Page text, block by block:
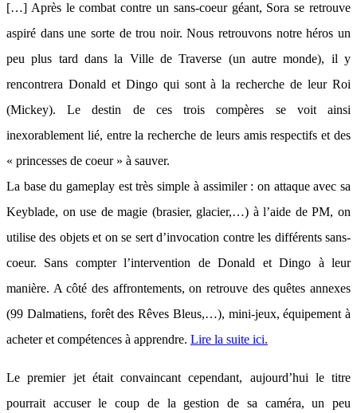
[…] Après le combat contre un sans-coeur géant, Sora se retrouve
aspiré dans une sorte de trou noir. Nous retrouvons notre héros un
peu plus tard dans la Ville de Traverse (un autre monde), il y
rencontrera Donald et Dingo qui sont à la recherche de leur Roi
(Mickey). Le destin de ces trois compères se voit ainsi
inexorablement lié, entre la recherche de leurs amis respectifs et des
« princesses de coeur » à sauver.
La base du gameplay est très simple à assimiler : on attaque avec sa
Keyblade, on use de magie (brasier, glacier,…) à l’aide de PM, on
utilise des objets et on se sert d’invocation contre les différents sans-
coeur. Sans compter l’intervention de Donald et Dingo à leur
manière. A côté des affrontements, on retrouve des quêtes annexes
(99 Dalmatiens, forêt des Rêves Bleus,…), mini-jeux, équipement à
acheter et compétences à apprendre. Lire la suite ici.
Le premier jet était convaincant cependant, aujourd’hui le titre
pourrait accuser le coup de la gestion de sa caméra, un peu